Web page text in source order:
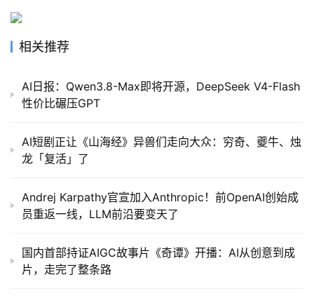
相关推荐
AI日报：Qwen3.8-Max即将开源，DeepSeek V4-Flash
性价比碾压GPT
AI短剧正让《山海经》异兽们走向大众：穷奇、夔牛、烛
龙「复活」了
Andrej Karpathy官宣加入Anthropic！前OpenAI创始成
员重返一线，LLM前沿要变天了
国内首部持证AIGC故事片《奇谭》开播：AI从创意到成
片，走完了整条路